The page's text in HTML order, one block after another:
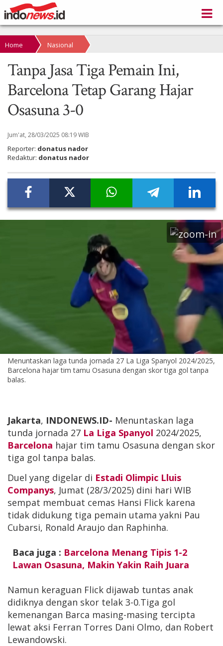
Home Nasional
Tanpa Jasa Tiga Pemain Ini,
Barcelona Tetap Garang Hajar
Osasuna 3-0
Jum'at, 28/03/2025 08:19 WIB
Reporter: donatus nador
Redaktur: donatus nador
Menuntaskan laga tunda jornada 27 La Liga Spanyol 2024/2025,
Barcelona hajar tim tamu Osasuna dengan skor tiga gol tanpa
balas.
Jakarta, INDONEWS.ID- Menuntaskan laga
tunda jornada 27 La Liga Spanyol 2024/2025,
Barcelona hajar tim tamu Osasuna dengan skor
tiga gol tanpa balas.
Duel yang digelar di Estadi Olimpic Lluis
Companys, Jumat (28/3/2025) dini hari WIB
sempat membuat cemas Hansi Flick karena
tidak didukung tiga pemain utama yakni Pau
Cubarsi, Ronald Araujo dan Raphinha.
Baca juga : Barcelona Menang Tipis 1-2
Lawan Osasuna, Makin Yakin Raih Juara
Namun keraguan Flick dijawab tuntas anak
didiknya dengan skor telak 3-0.Tiga gol
kemenangan Barca masing-masing tercipta
lewat aksi Ferran Torres Dani Olmo, dan Robert
Lewandowski.